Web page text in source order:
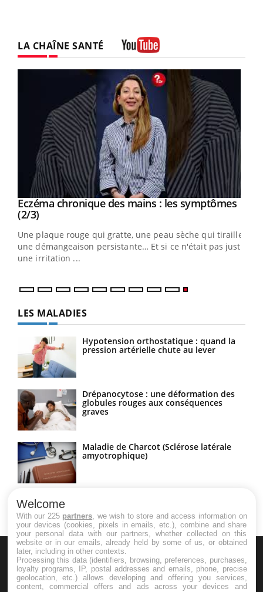
LA CHAÎNE SANTÉ
Youtube
Eczéma chronique des mains : les symptômes
(2/3)Youtube
Une plaque rouge qui gratte, une peau sèche qui tiraille,
une démangeaison persistante… Et si ce n'était pas juste
une irritation ...
LES MALADIES
Hypotension orthostatique : quand la
pression artérielle chute au lever
Drépanocytose : une déformation des
globules rouges aux conséquences
graves
Maladie de Charcot (Sclérose latérale
amyotrophique)
Welcome
With our 225 partners , we wish to store and access information on
your devices (cookies, pixels in emails, etc.), combine and share
your personal data with our partners, whether collected on this
website or in our emails, already held by some of us, or obtained
later, including in other contexts.
Processing this data (identifiers, browsing, preferences, purchases,
loyalty programs, IP, postal addresses and emails, phone, precise
geolocation, etc.) allows developing and offering you services,
content, commercial offers and ads across your devices and